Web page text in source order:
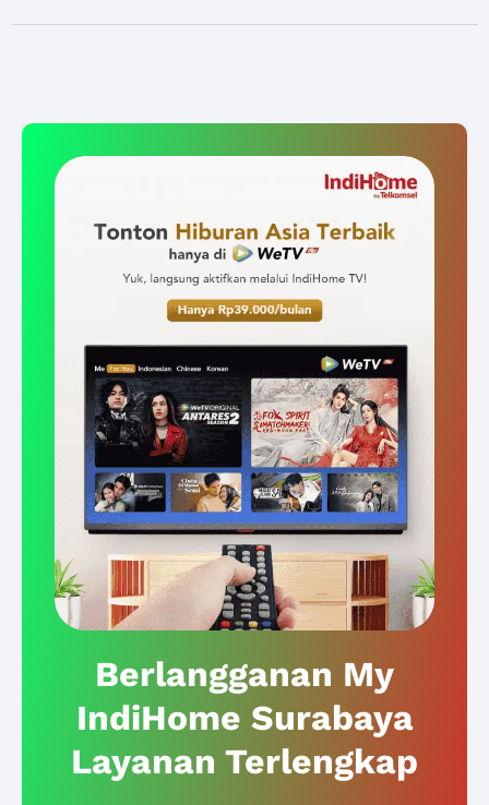
Berlangganan My
IndiHome Surabaya
Layanan Terlengkap